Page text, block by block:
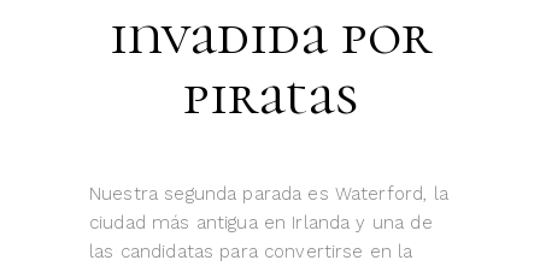
invadida por
piratas
Nuestra segunda parada es Waterford, la
ciudad más antigua en Irlanda y una de
las candidatas para convertirse en la